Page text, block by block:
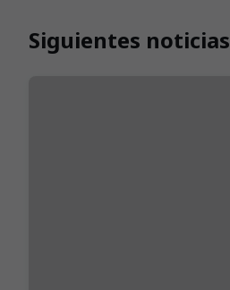
Siguientes noticias